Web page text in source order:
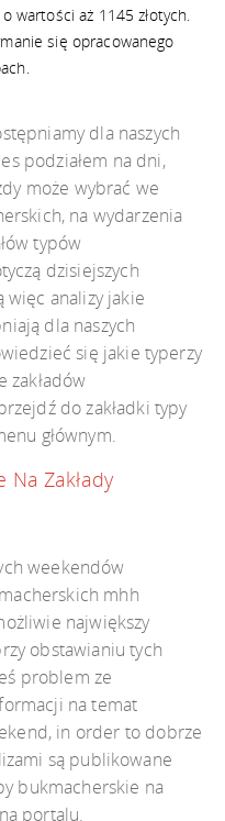
wartości aż 1145 złotych.
się opracowanego
dla naszych
podziałem na dni,
może wybrać we
na wydarzenia
typów
dzisiejszych
więc analizy jakie
dla naszych
się jakie typerzy
zakładów
do zakładki typy
głównym.
Na Zakłady
weekendów
mhh
największy
obstawianiu tych
problem ze
na temat
in order to dobrze
są publikowane
bukmacherskie na
portalu.